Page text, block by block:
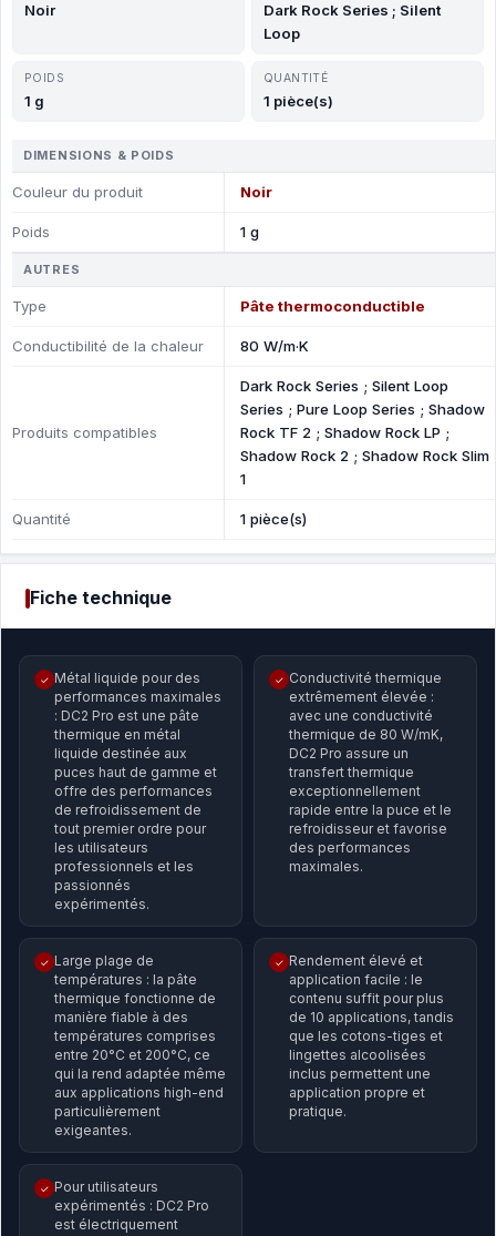
Noir
Dark Rock Series ; Silent
Loop
POIDS
1 g
QUANTITÉ
1 pièce(s)
DIMENSIONS & POIDS
Couleur du produit Noir
Poids 1 g
AUTRES
Type Pâte thermoconductible
Сonductibilité de la chaleur 80 W/m·K
Produits compatibles
Dark Rock Series ; Silent Loop
Series ; Pure Loop Series ; Shadow
Rock TF 2 ; Shadow Rock LP ;
Shadow Rock 2 ; Shadow Rock Slim
1
Quantité 1 pièce(s)
Fiche technique
✓ Métal liquide pour des
performances maximales
: DC2 Pro est une pâte
thermique en métal
liquide destinée aux
puces haut de gamme et
offre des performances
de refroidissement de
tout premier ordre pour
les utilisateurs
professionnels et les
passionnés
expérimentés.
✓ Conductivité thermique
extrêmement élevée :
avec une conductivité
thermique de 80 W/mK,
DC2 Pro assure un
transfert thermique
exceptionnellement
rapide entre la puce et le
refroidisseur et favorise
des performances
maximales.
✓ Large plage de
températures : la pâte
thermique fonctionne de
manière fiable à des
températures comprises
entre 20°C et 200°C, ce
qui la rend adaptée même
aux applications high-end
particulièrement
exigeantes.
✓ Rendement élevé et
application facile : le
contenu suffit pour plus
de 10 applications, tandis
que les cotons-tiges et
lingettes alcoolisées
inclus permettent une
application propre et
pratique.
✓ Pour utilisateurs
expérimentés : DC2 Pro
est électriquement